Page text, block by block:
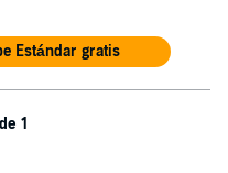
Estándar gratis
1